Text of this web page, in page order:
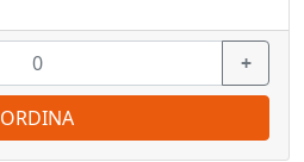
+
ORDINA